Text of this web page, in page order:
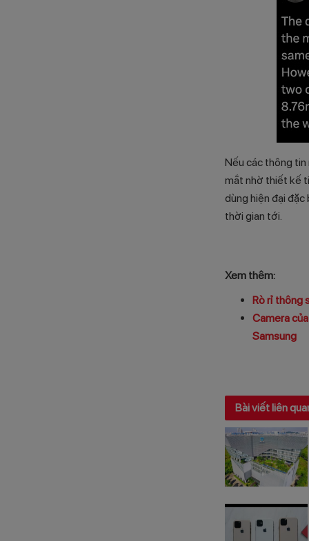
Nếu các thông
mắt nhờ thiết kế
dùng hiện đại
thời gian tới.
Xem thêm:
Rò rỉ thông
Camera
Samsung
Bài viết liên